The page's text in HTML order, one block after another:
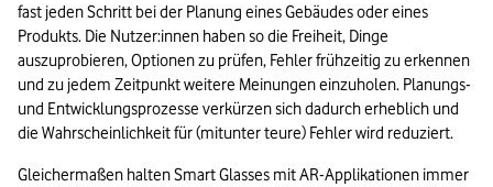
fast jeden Schritt bei der Planung eines Gebäudes oder eines
Produkts. Die Nutzer:innen haben so die Freiheit, Dinge
auszuprobieren, Optionen zu prüfen, Fehler frühzeitig zu erkennen
und zu jedem Zeitpunkt weitere Meinungen einzuholen. Planungs-
und Entwicklungsprozesse verkürzen sich dadurch erheblich und
die Wahrscheinlichkeit für (mitunter teure) Fehler wird reduziert.
Gleichermaßen halten Smart Glasses mit AR-Applikationen immer